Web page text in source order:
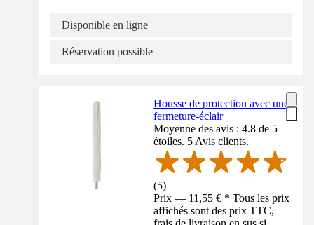
Disponible en ligne
Réservation possible
Housse de protection avec une
fermeture-éclair
Moyenne des avis : 4.8 de 5
étoiles. 5 Avis clients.
(5)
Prix — 11,55 € * Tous les prix
affichés sont des prix TTC,